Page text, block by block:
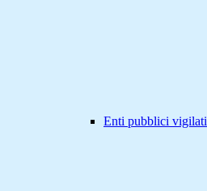
Enti pubblici vigilati